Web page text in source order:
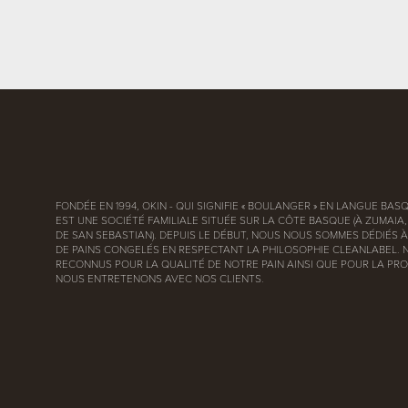
FONDÉE EN 1994, OKIN - QUI SIGNIFIE « BOULANGER » EN LANGUE
EST UNE SOCIÉTÉ FAMILIALE SITUÉE SUR LA CÔTE BASQUE (À
DE SAN SEBASTIAN). DEPUIS LE DÉBUT, NOUS NOUS SOMMES DÉDIÉS
DE PAINS CONGELÉS EN RESPECTANT LA PHILOSOPHIE CLEANLABEL.
RECONNUS POUR LA QUALITÉ DE NOTRE PAIN AINSI QUE POUR LA
NOUS ENTRETENONS AVEC NOS CLIENTS.